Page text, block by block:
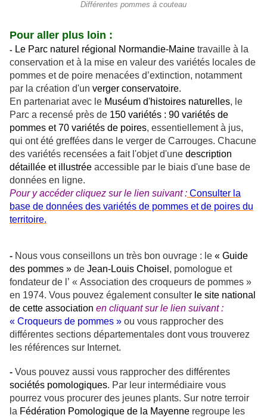
Différentes pommes à couteau
Pour aller plus loin :
- Le Parc naturel régional Normandie-Maine travaille à la
conservation et à la mise en valeur des variétés locales de
pommes et de poire menacées d’extinction, notamment
par la création d'un verger conservatoire.
En partenariat avec le Muséum d'histoires naturelles, le
Parc a recensé près de 150 variétés : 90 variétés de
pommes et 70 variétés de poires, essentiellement à jus,
qui ont été greffées dans le verger de Carrouges. Chacune
des variétés recensées a fait l'objet d'une description
détaillée et illustrée accessible par le biais d'une base de
données en ligne.
Pour y accéder cliquez sur le lien suivant : Consulter la
base de données des variétés de pommes et de poires du
territoire.
- Nous vous conseillons un très bon ouvrage : le « Guide
des pommes » de Jean-Louis Choisel , pomologue et
fondateur de l’ « Association des croqueurs de pommes »
en 1974. Vous pouvez également consulter le site national
de cette association en cliquant sur le lien suivant :
« Croqueurs de pommes » ou vous rapprocher des
différentes sections départementales dont vous trouverez
les références sur Internet.
- Vous pouvez aussi vous rapprocher des différentes
sociétés pomologiques. Par leur intermédiaire vous
pourrez vous procurer des jeunes plants. Sur notre terroir
la Fédération Pomologique de la Mayenne regroupe les